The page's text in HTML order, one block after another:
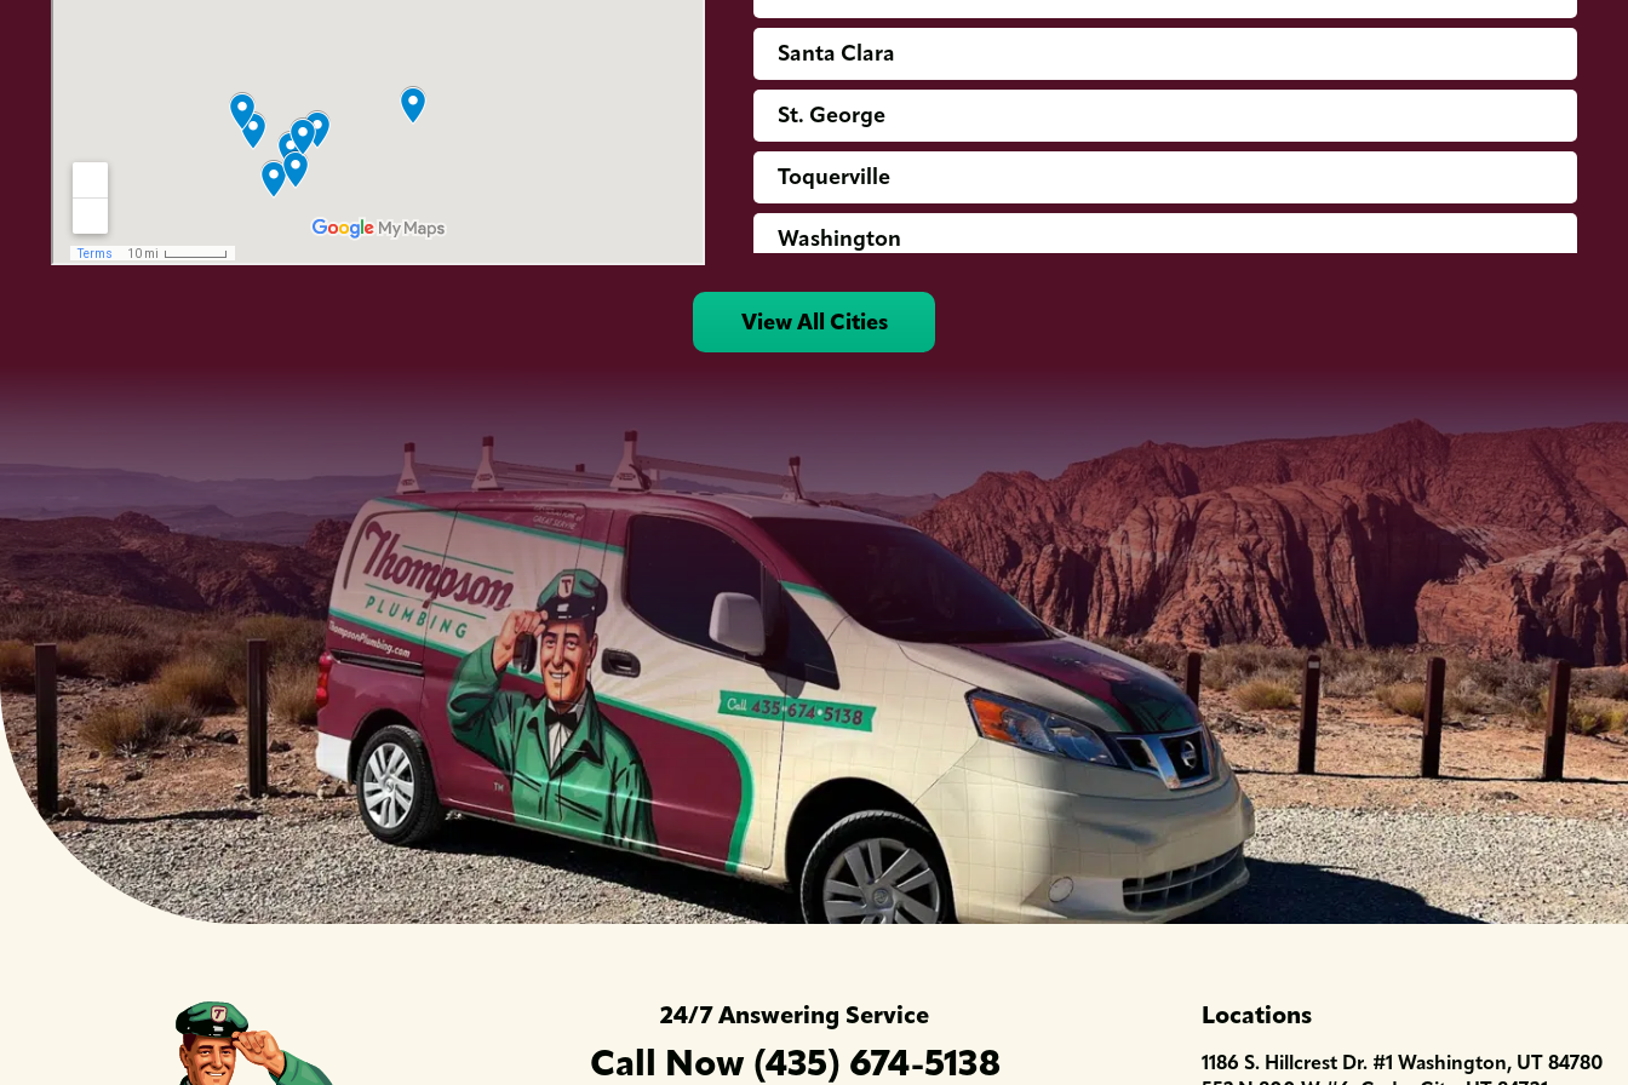
Santa Clara
St. George
Toquerville
Washington
View All Cities
24/7 Answering Service
Call Now (435) 674-5138
Locations
1186 S. Hillcrest Dr. #1 Washington, UT 84780